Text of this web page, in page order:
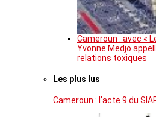
Cameroun : avec «
Yvonne Medjo
relations toxiques
Les plus lus
Cameroun : l’acte 9 du